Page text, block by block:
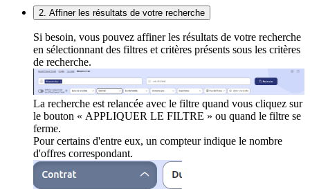
2. Affiner les résultats de votre recherche
Si besoin, vous pouvez affiner les résultats de votre recherche
en sélectionnant des filtres et critères présents sous les critères
de recherche.
La recherche est relancée avec le filtre quand vous cliquez sur
le bouton « APPLIQUER LE FILTRE » ou quand le filtre se
ferme.
Pour certains d'entre eux, un compteur indique le nombre
d'offres correspondant.